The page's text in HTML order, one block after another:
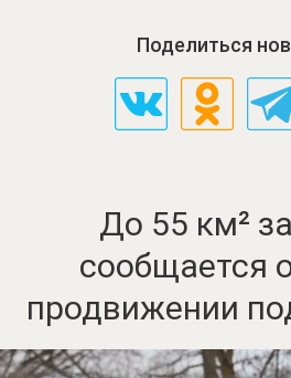
Поделиться
До 55 км²
сообщается
продвижении